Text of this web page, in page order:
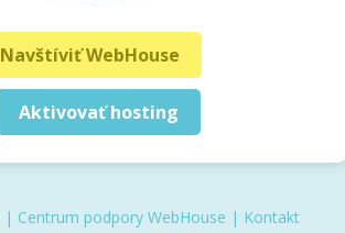
Navštíviť WebHouse
Aktivovať hosting
| Centrum podpory WebHouse | Kontakt